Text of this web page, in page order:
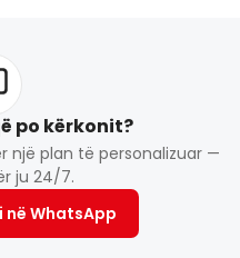
po kërkonit?
një plan të personalizuar —
ju 24/7.
WhatsApp